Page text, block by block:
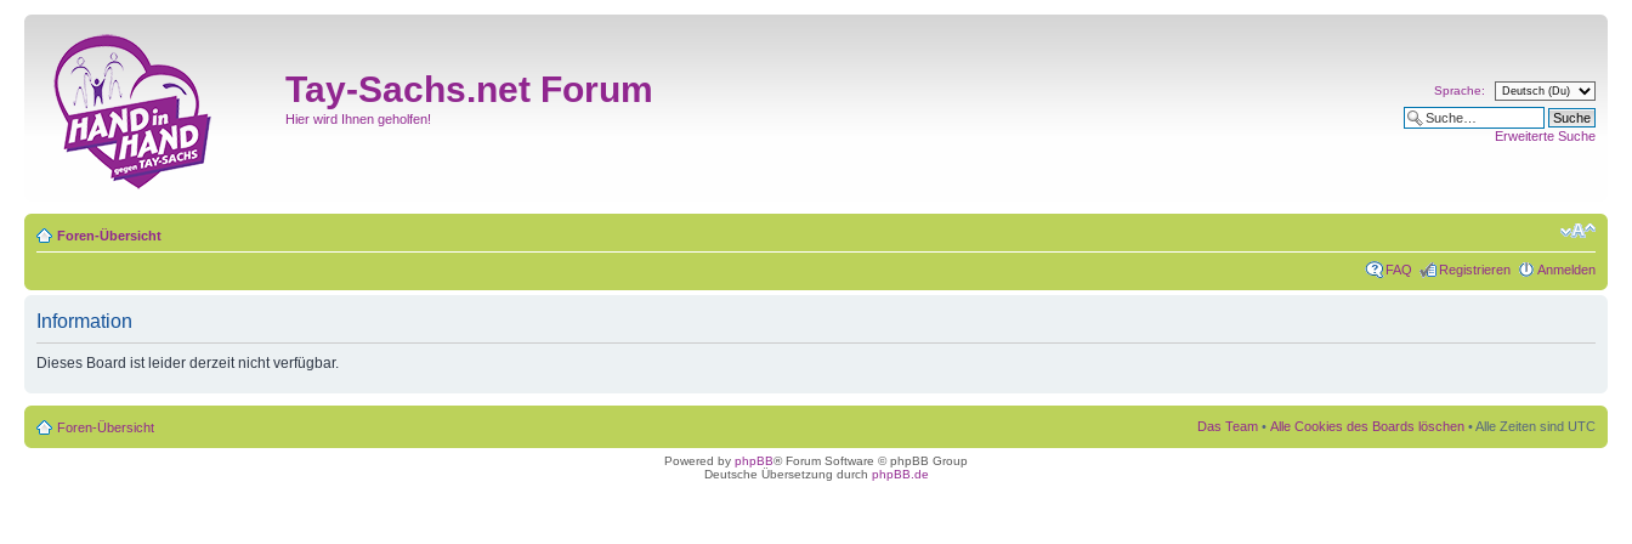
Tay-Sachs.net Forum
Hier wird Ihnen geholfen!
Sprache:
Erweiterte Suche
Foren-Übersicht
FAQ Registrieren Anmelden
Information
Dieses Board ist leider derzeit nicht verfügbar.
Foren-Übersicht Das Team • Alle Cookies des Boards löschen • Alle Zeiten sind UTC
Powered by phpBB® Forum Software © phpBB Group
Deutsche Übersetzung durch phpBB.de